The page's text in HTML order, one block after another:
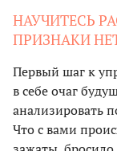
НАУЧИТЕСЬ
ПРИЗНАКИ
Первый шаг к
в себе очаг
анализировать
Что с вами